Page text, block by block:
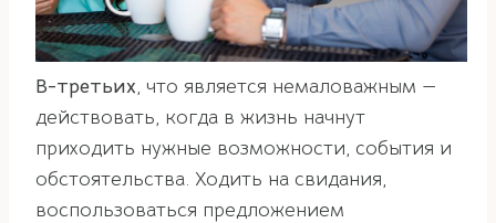
В-третьих, что является немаловажным —
действовать, когда в жизнь начнут
приходить нужные возможности, события и
обстоятельства. Ходить на свидания,
воспользоваться предложением